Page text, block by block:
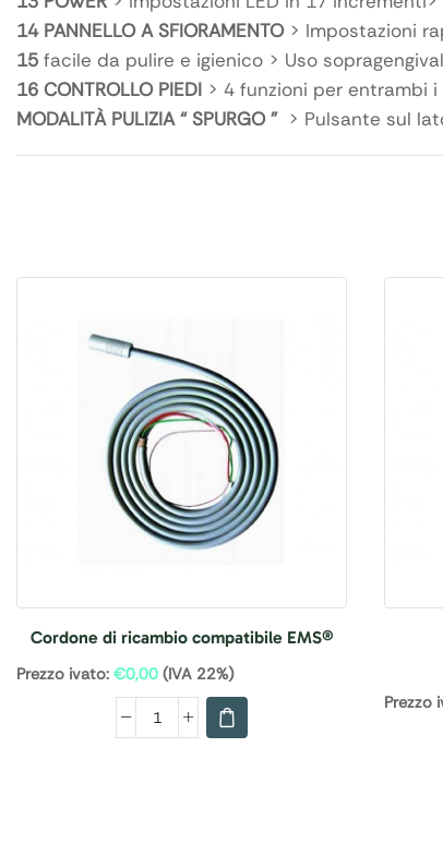
14PANNELLO A SFIORAMENTO> Impostazioni
15 facile da pulire e igienico > Uso
16 CONTROLLO PIEDI > 4 funzioni per entrambi
MODALITÀ PULIZIA “ SPURGO ” > Pulsante sul
Cordone di ricambio compatibile EMS®
Prezzo ivato: €0,00 (IVA 22%)
Prezzo